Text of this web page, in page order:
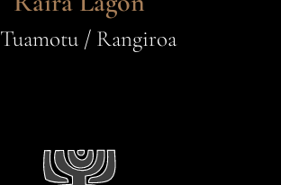
Tuamotu / Rangiroa